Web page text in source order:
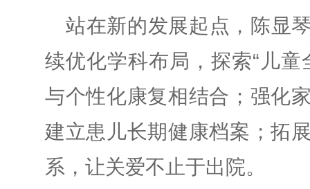
站在新的发展起点，陈显
续优化学科布局，探索“儿
与个性化康复相结合；强化
建立患儿长期健康档案；拓
系，让关爱不止于出院。